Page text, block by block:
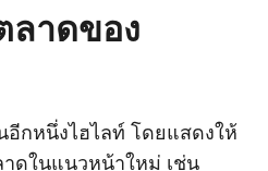
ลาดของ
อีกหนึ่งไฮไลท์ โดยแสดงให้
ดในแนวหน้าใหม่ เช่น